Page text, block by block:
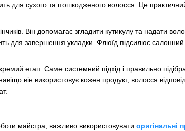
для сухого та пошкодженого волосся. Це
Він допомагає згладити кутикулу та надати
для завершення укладки. Флюїд підсилює салонний
етап. Саме системний підхід і правильно
він використовує кожен продукт, волосся
майстра, важливо використовувати оригінальні